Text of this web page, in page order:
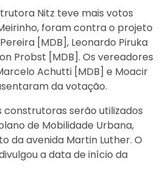
Nitz teve mais votos
foram contra o projeto
[MDB], Leonardo Piruka
Probst [MDB]. Os vereadores
Achutti [MDB] e Moacir
da votação.
construtoras serão utilizados
de Mobilidade Urbana,
da avenida Martin Luther. O
a data de início da